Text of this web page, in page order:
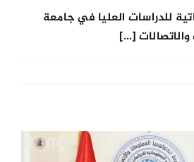
للدراسات العليا في جامعة
[...]